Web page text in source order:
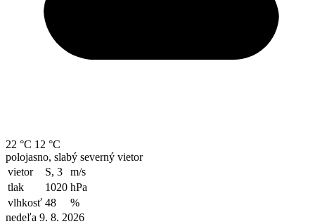
22 °C 12 °C
polojasno, slabý severný vietor
vietor
S, 3
m/s
tlak
1020 hPa
vlhkosť 48
%
nedeľa 9. 8. 2026